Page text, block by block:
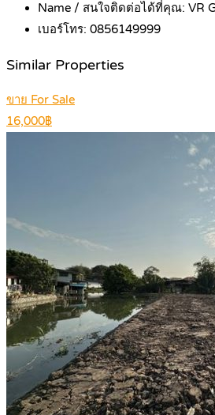
Name / สนใจติดต่อได้ที่คุณ: VR
เบอร์โทร: 0856149999
Similar Properties
ขาย For Sale
16,000฿